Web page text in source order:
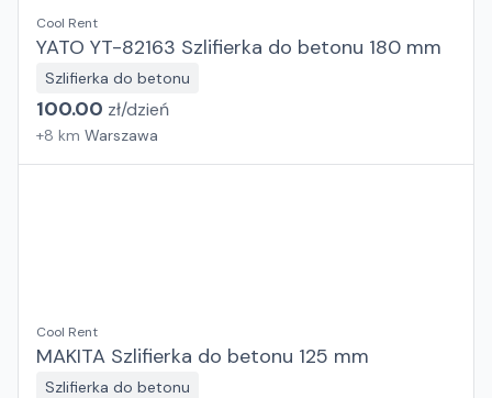
Cool Rent
YATO YT-82163 Szlifierka do betonu 180 mm
Szlifierka do betonu
100.00 zł/dzień
+8 km Warszawa
Cool Rent
MAKITA Szlifierka do betonu 125 mm
Szlifierka do betonu